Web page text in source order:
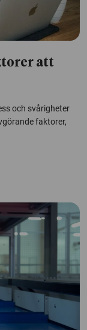
att
och svårigheter
faktorer,